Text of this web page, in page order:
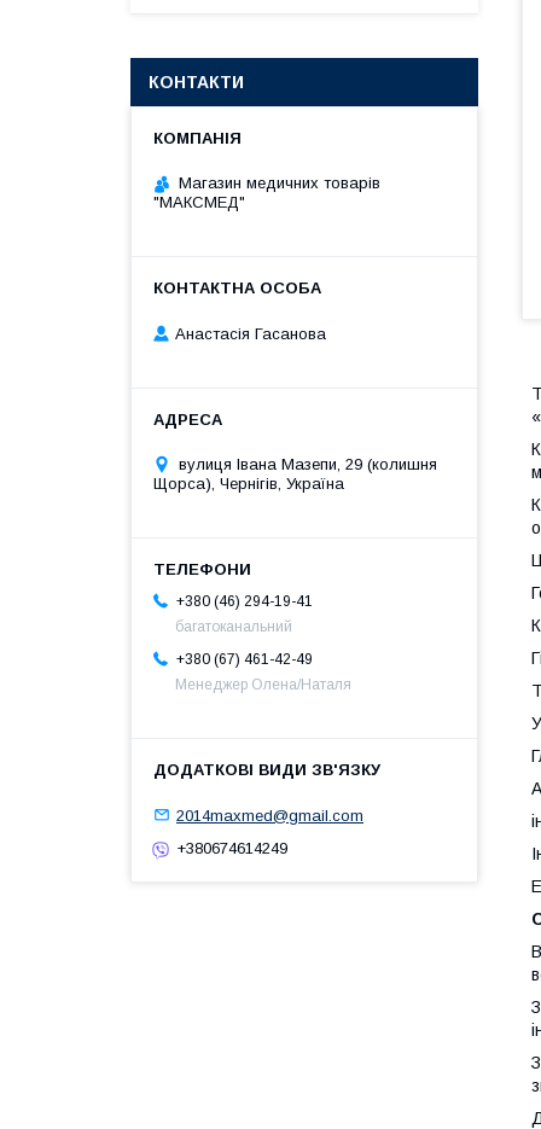
КОНТАКТИ
Магазин медичних товарів
"МАКСМЕД"
Анастасія Гасанова
вулиця Івана Мазепи, 29 (колишня
Щорса), Чернігів, Україна
+380 (46) 294-19-41
багатоканальний
+380 (67) 461-42-49
Менеджер Олена/Наталя
2014maxmed@gmail.com
+380674614249